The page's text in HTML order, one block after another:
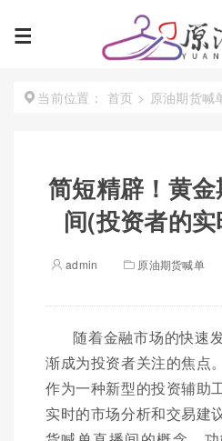
当前位置： 首页 > 原油期货喊
简短精辟！黄
间(投资者的
admin 原油期货喊单
随着金融市场的快速
渐成为投资者关注的焦点
作为一种新型的投资辅助
实时的市场分析和交易建